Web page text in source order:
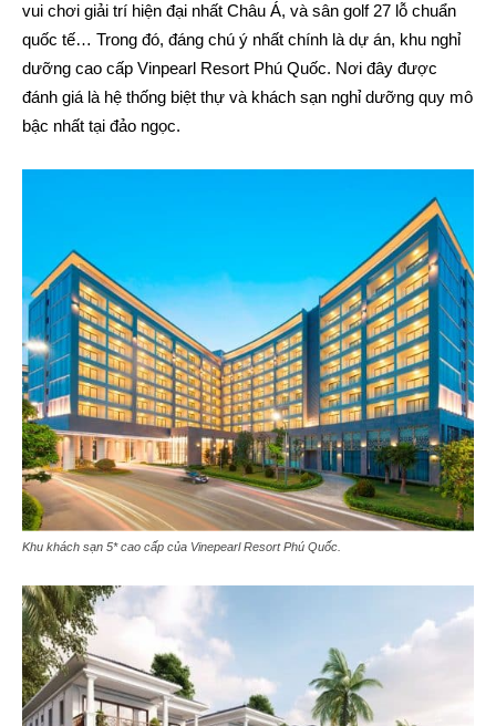
vui chơi giải trí hiện đại nhất Châu Á, và sân golf 27 lỗ chuẩn
quốc tế… Trong đó, đáng chú ý nhất chính là dự án, khu nghỉ
dưỡng cao cấp Vinpearl Resort Phú Quốc. Nơi đây được
đánh giá là hệ thống biệt thự và khách sạn nghỉ dưỡng quy mô
bậc nhất tại đảo ngọc.
Khu khách sạn 5* cao cấp của Vinepearl Resort Phú Quốc.